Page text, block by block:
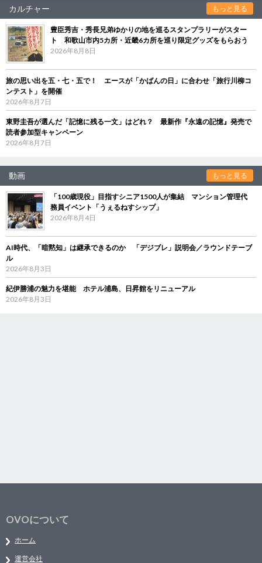
カルチャー もっと見る
豊臣秀吉・秀長兄弟ゆかりの地を巡るスタンプラリーがスター
ト 和歌山市内5カ所・近畿6カ所を巡り限定グッズをもらおう
2026年8月8日
旅の思い出を五・七・五で！ エースが「かばんの日」に合わせ「旅行川柳コ
ンテスト」を開催
2026年8月7日
東野圭吾が選んだ「記憶に残る一文」はどれ？ 最新作『永遠の記憶』発売で
読者参加型キャンペーン
2026年8月7日
動画 もっと見る
「100歳現役」目指すシニア1500人が集結 マンション管理代
務員イベント「うぇるねすシップ」
2026年8月4日
AI時代、「暗黙知」は継承できるのか 「デジブレ」説明会／ラウンドテーブ
ル
2026年8月3日
紀伊勝浦の魅力を堪能 ホテル浦島、日昇館をリニューアル
2026年8月3日
OVOについて
ホーム
運営会社